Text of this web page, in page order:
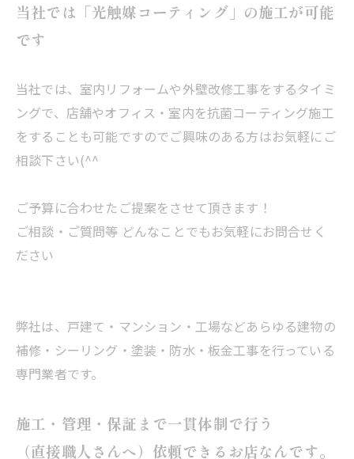
当社では「光触媒コーティング」の施工が可能
です
当社では、室内リフォームや外壁改修工事をするタイミ
ングで、店舗やオフィス・室内を抗菌コーティング施工
をすることも可能ですのでご興味のある方はお気軽にご
相談下さい(^^
ご予算に合わせたご提案をさせて頂きます！
ご相談・ご質問等 どんなことでもお気軽にお問合せく
ださい
弊社は、戸建て・マンション・工場などあらゆる建物の
補修・シーリング・塗装・防水・板金工事を行っている
専門業者です。
施工・管理・保証まで一貫体制で行う
（直接職人さんへ）依頼できるお店なんです。